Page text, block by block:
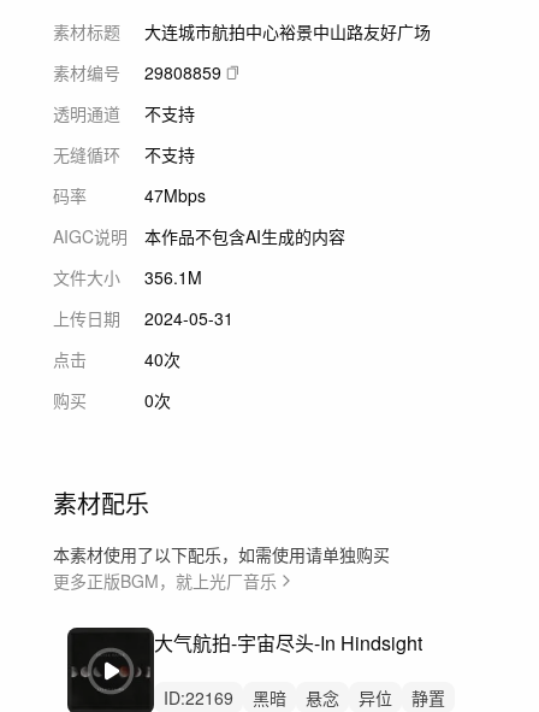
素材标题
大连城市航拍中心裕景中山路友好广场
素材编号
29808859
透明通道
不支持
无缝循环
不支持
码率
47Mbps
AIGC说明
本作品不包含AI生成的内容
文件大小
356.1M
上传日期
2024-05-31
点击
40次
购买
0次
素材配乐
本素材使用了以下配乐，如需使用请单独购买
更多正版BGM，就上光厂音乐
大气航拍-宇宙尽头-In Hindsight
ID:22169 黑暗 悬念 异位
静置